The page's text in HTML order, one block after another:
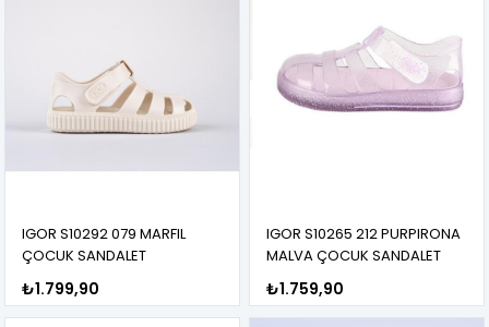
IGOR S10292 079 MARFIL
ÇOCUK SANDALET
₺1.799,90
IGOR S10265 212 PURPIRONA
MALVA ÇOCUK SANDALET
₺1.759,90